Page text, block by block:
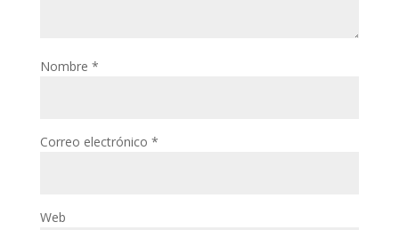
Nombre *
Correo electrónico *
Web